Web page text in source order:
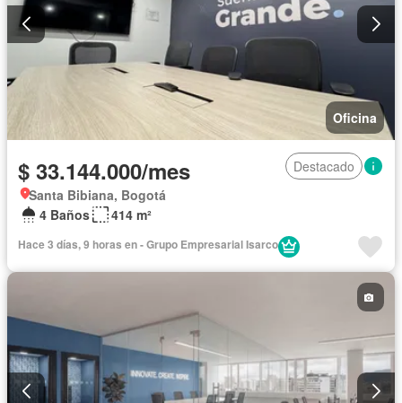
Oficina
$ 33.144.000/mes
Destacado
Santa Bibiana, Bogotá
4 Baños
414 m²
Hace 3 días, 9 horas en - Grupo Empresarial Isarco